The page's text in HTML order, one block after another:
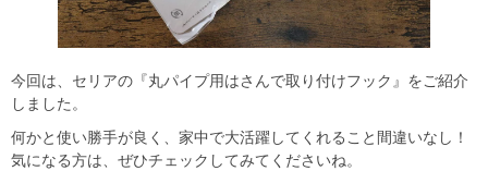
今回は、セリアの『丸パイプ用はさんで取り付けフック』をご紹介
しました。
何かと使い勝手が良く、家中で大活躍してくれること間違いなし！
気になる方は、ぜひチェックしてみてくださいね。